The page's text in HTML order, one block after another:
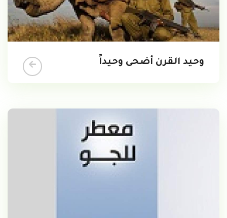
وحيد القرن أضحى وحيداً